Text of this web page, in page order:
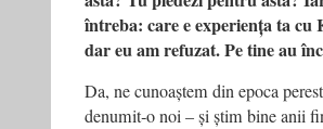
întreba: care e experiența ta cu
dar eu am refuzat. Pe tine au
Da, ne cunoaștem din epoca
denumit‑o noi – și știm bine anii